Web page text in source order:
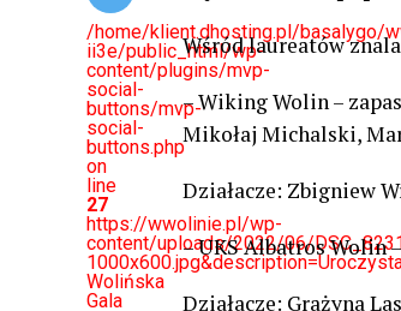
/home/klient.dhosting.pl/basalygo/
ii3e/public_html/wp-
content/plugins/mvp-
social-
buttons/mvp-
social-
buttons.php
on
line
27
https://wwolinie.pl/wp-
content/uploads/2022/06/
Wolińska
Gala
Wśród laureatów
– Wiking Wolin –
Mikołaj Michalski,
Działacze: Zbigniew
– UKS Albatros Wolin
Działacze: Grażyna